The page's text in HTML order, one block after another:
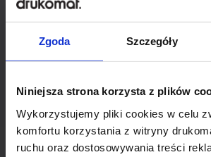
Zgoda Szczegóły
Niniejsza strona korzysta z plików
Wykorzystujemy pliki cookies w celu
komfortu korzystania z witryny
ruchu oraz dostosowywania treści
rozwiązania?
produkt niestandardowy.
Skontaktuj się